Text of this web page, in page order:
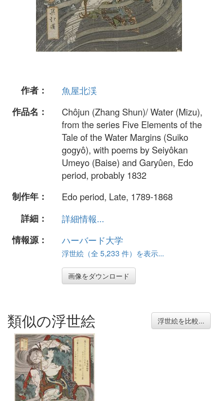
作者：
魚屋北渓
作品名：
Chôjun (Zhang Shun)/ Water (Mizu),
from the series Five Elements of the
Tale of the Water Margins (Suiko
gogyô), with poems by Seiyôkan
Umeyo (Baise) and Garyûen, Edo
period, probably 1832
制作年：
Edo period, Late, 1789-1868
詳細：
詳細情報...
情報源：
ハーバード大学
浮世絵（全 5,233 件）を表示...
画像をダウンロード
類似の浮世絵 浮世絵を比較...